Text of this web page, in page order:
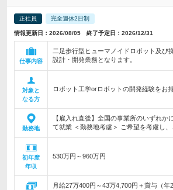
正社員 完全週休2日制
情報更新日：2026/08/05 終了予定日：2026/12/31
仕事内容
二足歩行型ヒューマノイドロボット及び
設計・開発業務となります。
対象と
なる方
ロボット工学orロボットの開発経験をお
勤務地
【雇入れ直後】全国の事業所のいずれか
て就業 ＜勤務地考慮＞ ご希望を考慮し、
初年度
年収
530万円～960万円
月給27万400円～43万4,700円＋賞与（